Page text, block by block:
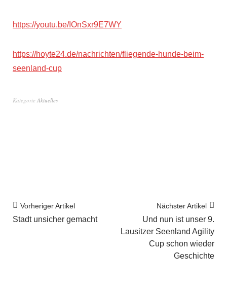
https://youtu.be/IOnSxr9E7WY
https://hoyte24.de/nachrichten/fliegende-hunde-beim-
seenland-cup
Kategorie Aktuelles
Vorheriger Artikel
Stadt unsicher gemacht
Nächster Artikel
Und nun ist unser 9.
Lausitzer Seenland Agility
Cup schon wieder
Geschichte